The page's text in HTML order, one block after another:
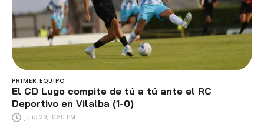
PRIMER EQUIPO
El CD Lugo compite de tú a tú ante el RC
Deportivo en Vilalba (1-0)
julio 29, 10:30 PM